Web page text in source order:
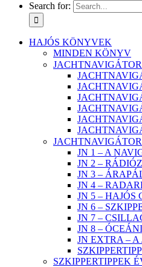
Search for:
HAJÓS KÖNYVEK
MINDEN KÖNYV
JN 1 – A
JN 2 –
JN 3 –
JN 4 –
JN 5 – HAJÓS
JN 6 –
JN 7 –
JN 8 –
JN EXTRA –
SZKIPPERTIPPEK